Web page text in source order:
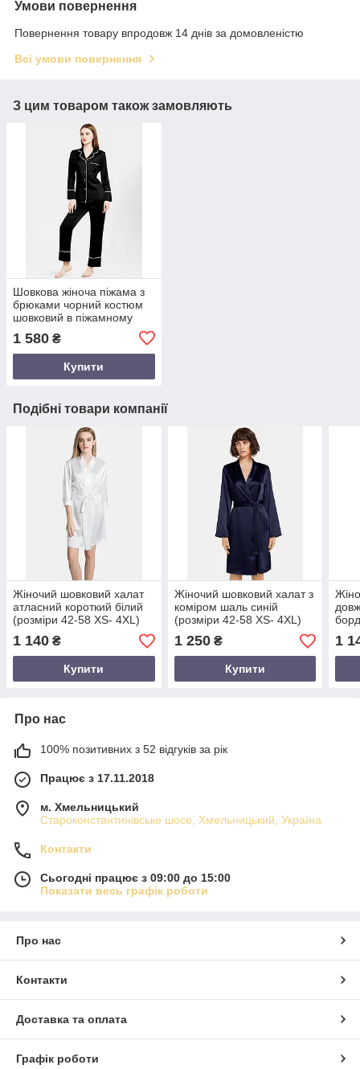
Умови повернення
Повернення товару впродовж 14 днів за домовленістю
Всі умови повернення
З цим товаром також замовляють
Шовкова жіноча піжама з
брюками чорний костюм
шовковий в піжамному
стилі (розмір XS S M L XL
XXL 40 42 44 46 48 50 52)
1 580 ₴
Купити
Подібні товари компанії
Жіночий шовковий халат
атласний короткий білий
(розміри 42-58 XS- 4XL)
1 140 ₴
Купити
Жіночий шовковий халат з
коміром шаль синій
(розміри 42-58 XS- 4XL)
1 250₴
Купити
1
Про нас
100% позитивних з 52 відгуків за рік
Працює з 17.11.2018
м. Хмельницький
Староконстантинівське шосе, Хмельницький, Україна
Контакти
Сьогодні працює з 09:00 до 15:00
Показати весь графік роботи
Про нас
Контакти
Доставка та оплата
Графік роботи